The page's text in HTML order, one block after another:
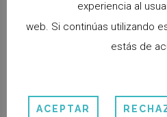
experiencia al
web. Si continúas utilizando
estás de
ACEPTAR